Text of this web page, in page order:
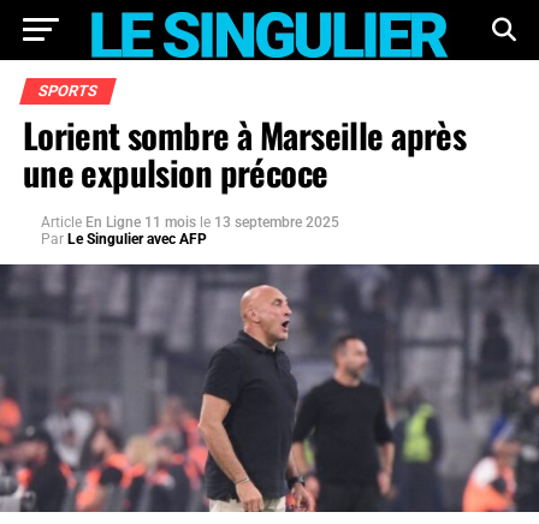
SPORTS
Lorient sombre à Marseille après
une expulsion précoce
Article En Ligne 11 mois le 13 septembre 2025
Par Le Singulier avec AFP